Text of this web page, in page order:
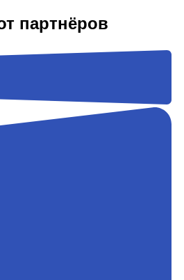
партнёров